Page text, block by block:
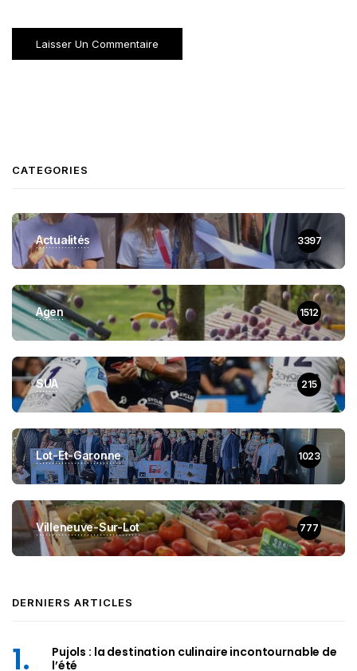
CATEGORIES
Actualités 3397
Agen 1512
SUA 215
Lot-Et-Garonne 1023
Villeneuve-Sur-Lot 777
DERNIERS ARTICLES
Pujols : la destination culinaire incontournable de
l’été